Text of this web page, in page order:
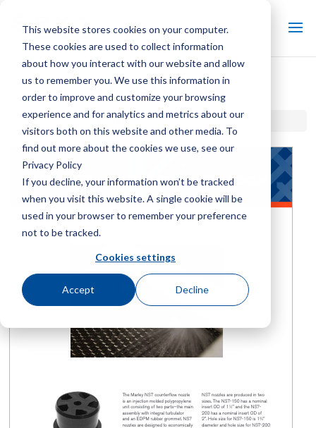
This website stores cookies on your computer.
These cookies are used to collect information
about how you interact with our website and allow
us to remember you. We use this information in
order to improve and customize your browsing
experience and for analytics and metrics about our
visitors both on this website and other media. To
find out more about the cookies we use, see our
Privacy Policy
If you decline, your information won’t be tracked
when you visit this website. A single cookie will be
used in your browser to remember your preference
not to be tracked.
Cookies settings
Accept Decline
马利 NS7 逆流喷嘴
首页 / 图书馆 /马利 NS7 逆流喷嘴